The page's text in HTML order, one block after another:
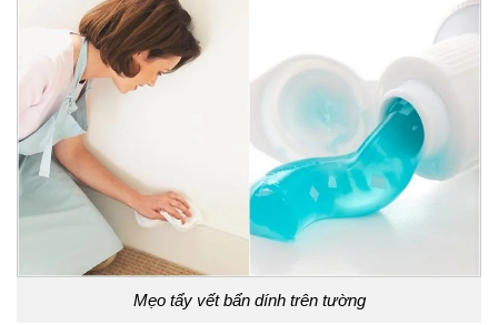
Mẹo tẩy vết bẩn dính trên tường